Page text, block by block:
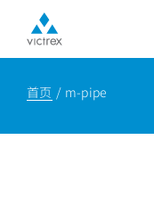
首页 m-pipe